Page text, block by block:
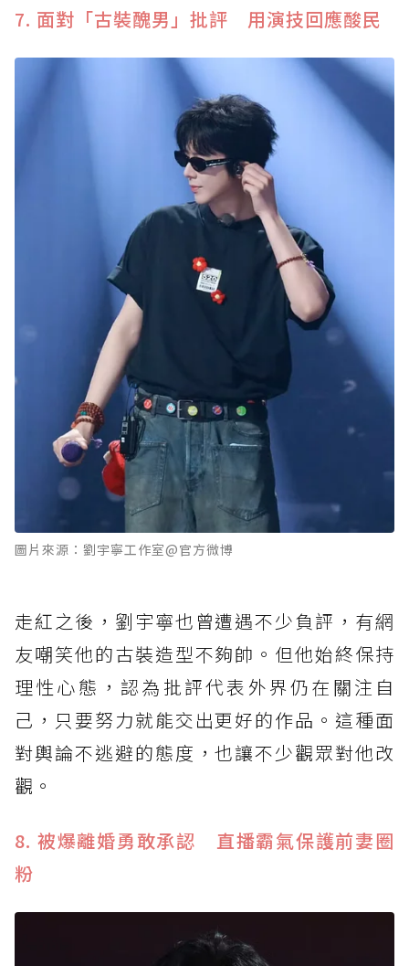
7. 面對「古裝醜男」批評 用演技回應酸民
圖片來源：劉宇寧工作室@官方微博
走紅之後，劉宇寧也曾遭遇不少負評，有網
友嘲笑他的古裝造型不夠帥。但他始終保持
理性心態，認為批評代表外界仍在關注自
己，只要努力就能交出更好的作品。這種面
對輿論不逃避的態度，也讓不少觀眾對他改
觀。
8. 被爆離婚勇敢承認 直播霸氣保護前妻圈
粉